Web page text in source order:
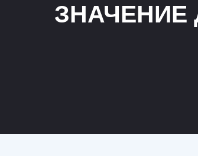
ЗНАЧЕНИЕ